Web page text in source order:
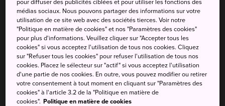
distance à vélo du centre-ville de Hagi. Laissez-vous
conquérir par les eaux calmes et le sable fin de cette
plage bordée de pins noueux. Ce lieu joue un rôle
important dans la vie des habitants deHagi
, qui aiment
tout particulièrement s'y promener au lever ou au coucher
du soleil.
pour diffuser des publicités ciblées et pour utiliser les fonctions des
médias sociaux. Nous pouvons partager des informations sur votre
utilisation de ce site web avec des sociétés tierces. Voir notre
"Politique en matière de cookies" et nos "Paramètres des cookies"
pour plus d'informations. Veuillez cliquer sur "Accepter tous les
cookies" si vous acceptez l'utilisation de tous nos cookies. Cliquez
sur "Refuser tous les cookies" pour refuser l'utilisation de tous nos
cookies. Placez le sélecteur sur "actif" si vous acceptez l'utilisation
d'une partie de nos cookies. En outre, vous pouvez modifier ou retirer
votre consentement à tout moment en cliquant sur "Paramètres des
cookies" à l'article 3.2 de la "Politique en matière de
cookies". Politique en matière de cookies